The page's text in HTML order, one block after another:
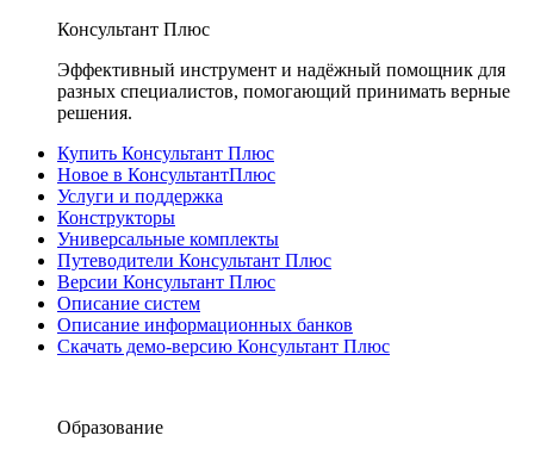
Консультант Плюс
Эффективный инструмент и надёжный помощник для
разных специалистов, помогающий принимать верные
решения.
Купить Консультант Плюс
Новое в КонсультантПлюс
Услуги и поддержка
Конструкторы
Универсальные комплекты
Путеводители Консультант Плюс
Версии Консультант Плюс
Описание систем
Описание информационных банков
Скачать демо-версию Консультант Плюс
Образование